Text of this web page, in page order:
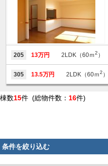
205 13万円 2LDK（60ｍ2 ）
305 13.5万円 2LDK（60ｍ2 ）
棟数15件 (総物件数： 16件)
条件を絞り込む